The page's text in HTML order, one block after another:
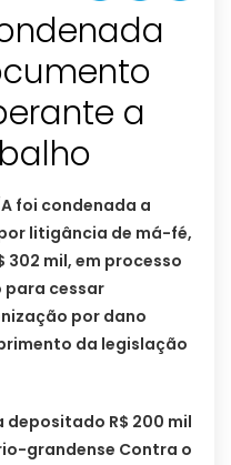
a
foi condenada a
litigância de má-fé,
302 mil, em processo
para cessar
por dano
da legislação
R$ 200 mil
grandense Contra o